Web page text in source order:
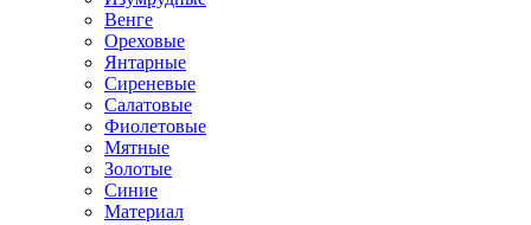
Венге
Ореховые
Янтарные
Сиреневые
Салатовые
Фиолетовые
Мятные
Золотые
Синие
Материал